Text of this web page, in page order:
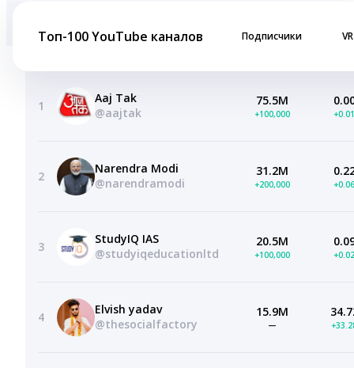
Топ-100 YouTube каналов Подписчики VR
1
Aaj Tak
@aajtak
75.5M
+100,000
2
Narendra Modi
@narendramodi
31.2M
+200,000
3
StudyIQ IAS
@studyiqeducationltd
20.5M
+100,000
4
Elvish yadav
@thesocialfactory
15.9M
—